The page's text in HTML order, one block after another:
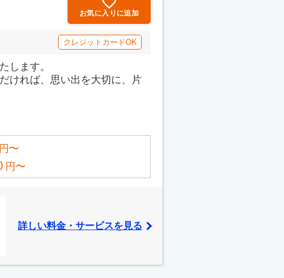
お気に入りに追加
クレジットカードOK
します。
ければ、思い出を大切に、片
円〜
円〜
詳しい料金・サービスを見る